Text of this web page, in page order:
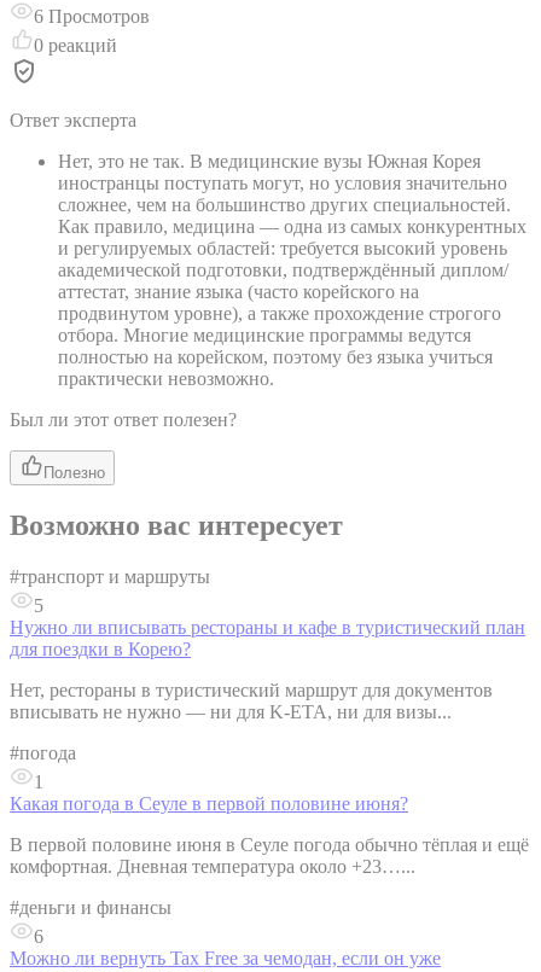
6 Просмотров
0 реакций
Ответ эксперта
Нет, это не так. В медицинские вузы Южная Корея
иностранцы поступать могут, но условия значительно
сложнее, чем на большинство других специальностей.
Как правило, медицина — одна из самых конкурентных
и регулируемых областей: требуется высокий уровень
академической подготовки, подтверждённый диплом/
аттестат, знание языка (часто корейского на
продвинутом уровне), а также прохождение строгого
отбора. Многие медицинские программы ведутся
полностью на корейском, поэтому без языка учиться
практически невозможно.
Был ли этот ответ полезен?
Полезно
Возможно вас интересует
#транспорт и маршруты
5
Нужно ли вписывать рестораны и кафе в туристический план
для поездки в Корею?
Нет, рестораны в туристический маршрут для документов
вписывать не нужно — ни для K-ETA, ни для визы...
#погода
1
Какая погода в Сеуле в первой половине июня?
В первой половине июня в Сеуле погода обычно тёплая и ещё
комфортная. Дневная температура около +23…...
#деньги и финансы
6
Можно ли вернуть Tax Free за чемодан, если он уже